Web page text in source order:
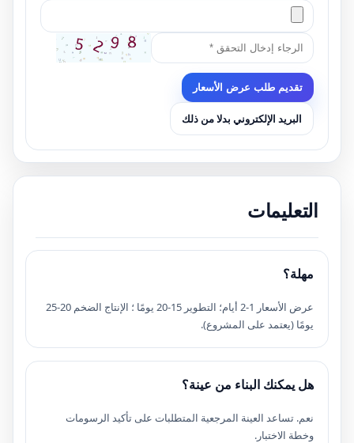
تقديم طلب عرض الأسعار
البريد الإلكتروني بدلا من ذلك
التعليمات
مهلة؟
عرض الأسعار 1-2 أيام؛ التطوير 15-20 يومًا ؛ الإنتاج الضخم 20-25
يومًا (يعتمد على المشروع).
هل يمكنك البناء من عينة؟
نعم. تساعد العينة المرجعية المتطلبات على تأكيد الرسومات
وخطة الاختبار.